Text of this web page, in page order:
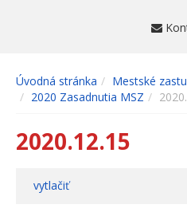
Úvodná stránka
Mestské
2020 Zasadnutia MSZ
2020.12.15
vytlačiť